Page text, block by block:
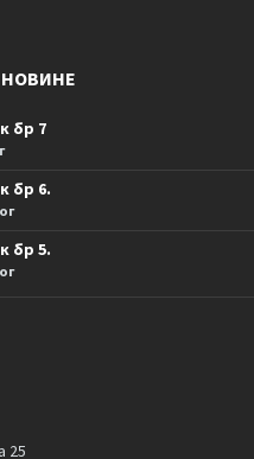
бр 7
бр 6.
бр 5.
25